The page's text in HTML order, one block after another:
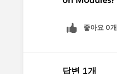
좋아요 0개
답변 1개